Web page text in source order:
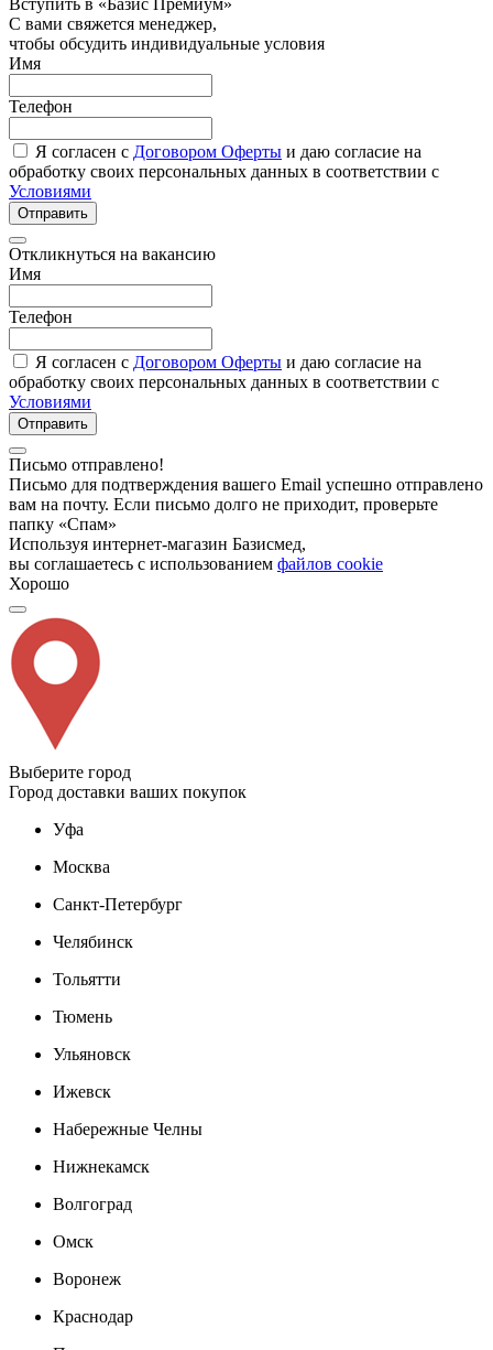
С вами свяжется менеджер,
чтобы обсудить индивидуальные условия
Имя
Телефон
Я согласен с Договором Оферты и даю согласие на
обработку своих персональных данных в соответствии с
Условиями
Отправить
Откликнуться на вакансию
Имя
Телефон
Я согласен с Договором Оферты и даю согласие на
обработку своих персональных данных в соответствии с
Условиями
Отправить
Письмо отправлено!
Письмо для подтверждения вашего Email успешно отправлено
вам на почту. Если письмо долго не приходит, проверьте
папку «Спам»
Используя интернет-магазин Базисмед,
вы соглашаетесь с использованием файлов cookie
Хорошо
Выберите город
Город доставки ваших покупок
Уфа
Москва
Санкт-Петербург
Челябинск
Тольятти
Тюмень
Ульяновск
Ижевск
Набережные Челны
Нижнекамск
Волгоград
Омск
Воронеж
Краснодар